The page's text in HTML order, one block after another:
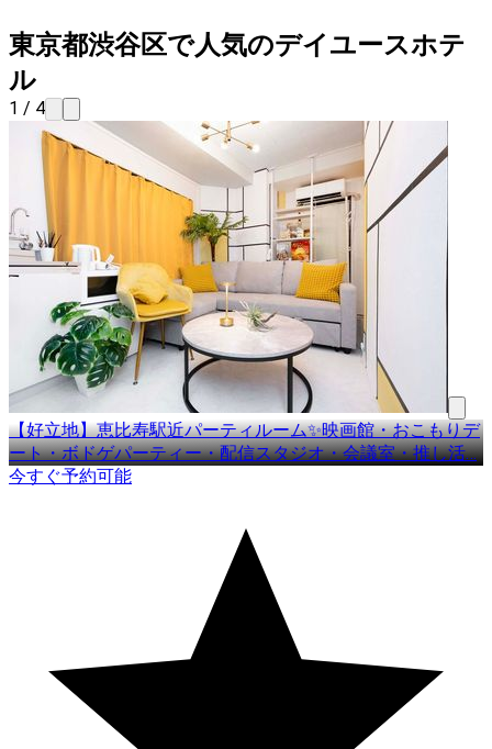
東京都渋谷区で人気のデイユースホテ
ル
1 / 4
【好立地】恵比寿駅近パーティルーム✨映画館・おこもりデ
ート・ボドゲパーティー・配信スタジオ・会議室・推し活…
今すぐ予約可能